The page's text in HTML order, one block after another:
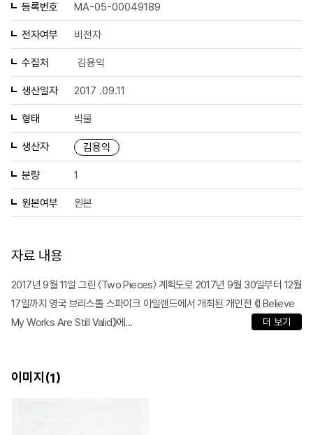
등록번호 MA-05-00049189
전자여부 비전자
수집처 김용익
생산일자 2017 .09.11
형태 박물
생산자 김용익
분량 1
원본여부 원본
자료 내용
2017년 9월 11일 그린 〈Two Pieces〉 계획도로 2017년 9월 30일부터 12월
17일까지 영국 브리스톨 스파이크 아일랜드에서 개최된 개인전 《I Believe
My Works Are Still Valid》에...
더 보기
이미지(1)